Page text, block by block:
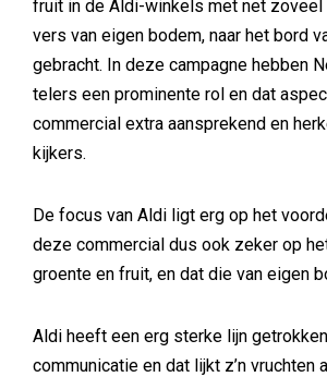
fruit in de Aldi-winkels met net
vers van eigen bodem, naar het bord
gebracht. In deze campagne hebben
telers een prominente rol en dat
commercial extra aansprekend en
kijkers.
De focus van Aldi ligt erg op het
deze commercial dus ook zeker op
groente en fruit, en dat die van eigen
Aldi heeft een erg sterke lijn
communicatie en dat lijkt z’n vruchten